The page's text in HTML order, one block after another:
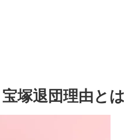
塚退団理由と